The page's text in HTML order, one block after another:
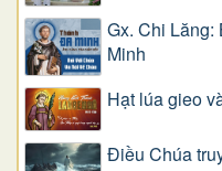
Gx. Chi
Minh
Hạt lúa gieo
Điều Chúa